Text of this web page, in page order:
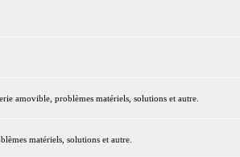
amovible, problèmes matériels, solutions et autre.
matériels, solutions et autre.